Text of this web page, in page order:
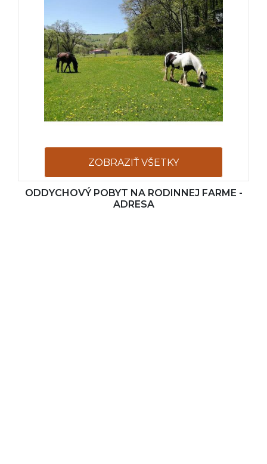
ZOBRAZIŤ VŠETKY
FOTOGRAFIE
ODDYCHOVÝ POBYT NA RODINNEJ FARME -
ADRESA